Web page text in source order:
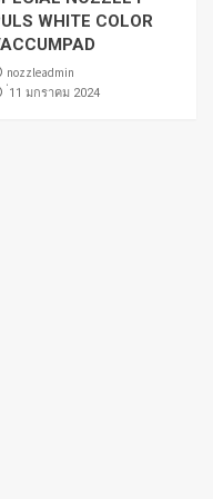
WHITE COLOR
nozzleadmin
่11 มกราคม 2024